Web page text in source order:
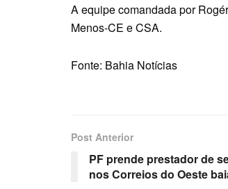
A equipe comandada por
Menos-CE e CSA.
Fonte: Bahia Notícias
Post Anterior
PF prende prestador de
nos Correios do Oeste